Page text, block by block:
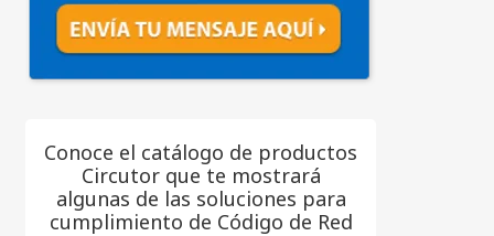
Conoce el catálogo de productos
Circutor que te mostrará
algunas de las soluciones para
cumplimiento de Código de Red